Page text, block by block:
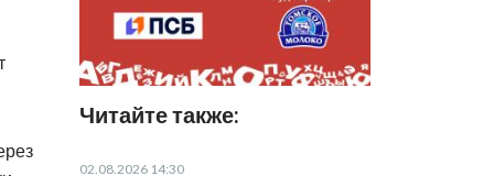
Читайте также:
02.08.2026 14:30